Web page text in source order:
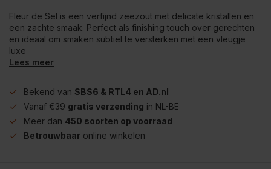
Fleur de Sel is een verfijnd zeezout met delicate kristallen en
een zachte smaak. Perfect als finishing touch over gerechten
en ideaal om smaken subtiel te versterken met een vleugje
luxe
Lees meer
Bekend van SBS6 & RTL4 en AD.nl
Vanaf €39 gratis verzending in NL-BE
Meer dan 450 soorten op voorraad
Betrouwbaar online winkelen